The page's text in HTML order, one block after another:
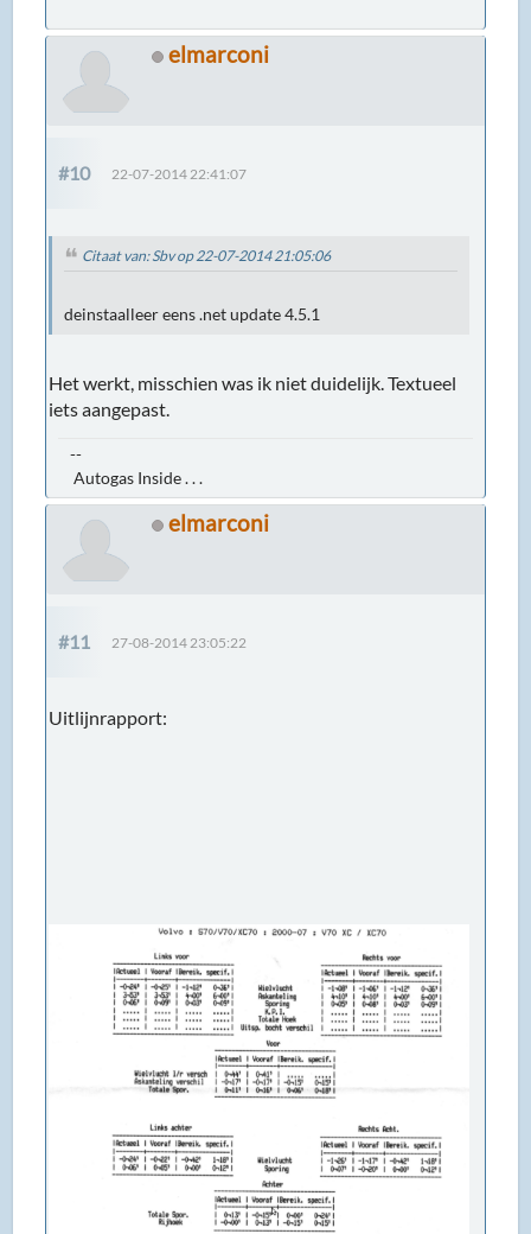
elmarconi
#10 22-07-2014 22:41:07
Citaat van: Sbv op 22-07-2014 21:05:06
deinstaalleer eens .net update 4.5.1
Het werkt, misschien was ik niet duidelijk. Textueel
iets aangepast.
--
Autogas Inside . . .
elmarconi
#11 27-08-2014 23:05:22
Uitlijnrapport: